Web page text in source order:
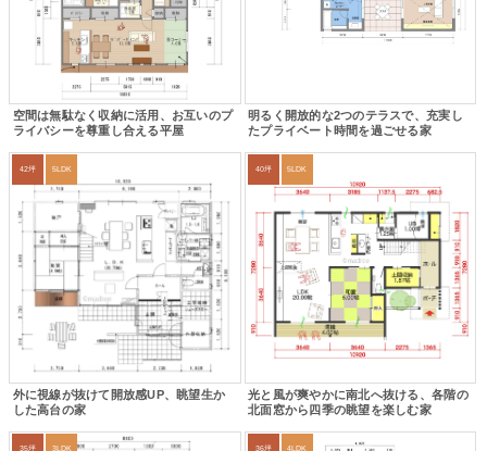
空間は無駄なく収納に活用、お互いのプ
ライバシーを尊重し合える平屋
明るく開放的な2つのテラスで、充実し
たプライベート時間を過ごせる家
42坪 5LDK
外に視線が抜けて開放感UP、眺望生か
した高台の家
40坪 5LDK
光と風が爽やかに南北へ抜ける、各階の
北面窓から四季の眺望を楽しむ家
35坪 3LDK 36坪 4LDK